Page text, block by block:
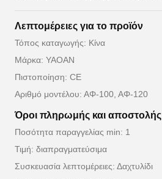
Λεπτομέρειες για το προϊόν
Τόπος καταγωγής: Κίνα
Μάρκα: YAOAN
Πιστοποίηση: CE
Αριθμό μοντέλου: ΑΦ-100, ΑΦ-120
Όροι πληρωμής και αποστολής
Ποσότητα παραγγελίας min: 1
Τιμή: διαπραγματεύσιμα
Συσκευασία λεπτομέρειες: Δαχτυλίδι